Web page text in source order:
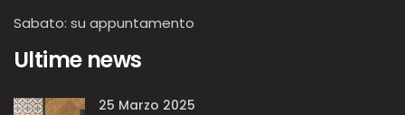
Sabato: su appuntamento
Ultime news
25 Marzo 2025